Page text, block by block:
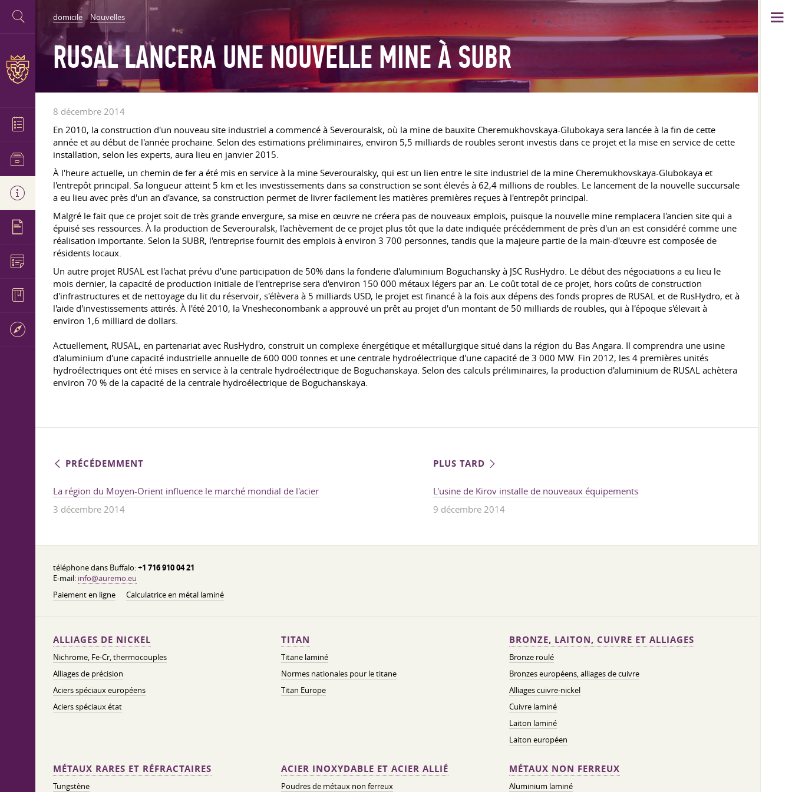
domicile Nouvelles
RUSAL LANCERA UNE NOUVELLE MINE À SUBR
8 décembre 2014
En 2010, la construction d'un nouveau site industriel a commencé à Severouralsk, où la mine de bauxite Cheremukhovskaya-Glubokaya sera lancée à la fin de cette
année et au début de l'année prochaine. Selon des estimations préliminaires, environ 5,5 milliards de roubles seront investis dans ce projet et la mise en service de cette
installation, selon les experts, aura lieu en janvier 2015.
À l'heure actuelle, un chemin de fer a été mis en service à la mine Severouralsky, qui est un lien entre le site industriel de la mine Cheremukhovskaya-Glubokaya et
l'entrepôt principal. Sa longueur atteint 5 km et les investissements dans sa construction se sont élevés à 62,4 millions de roubles. Le lancement de la nouvelle succursale
a eu lieu avec près d'un an d'avance, sa construction permet de livrer facilement les matières premières reçues à l'entrepôt principal.
Malgré le fait que ce projet soit de très grande envergure, sa mise en œuvre ne créera pas de nouveaux emplois, puisque la nouvelle mine remplacera l'ancien site qui a
épuisé ses ressources. À la production de Severouralsk, l'achèvement de ce projet plus tôt que la date indiquée précédemment de près d'un an est considéré comme une
réalisation importante. Selon la SUBR, l'entreprise fournit des emplois à environ 3 700 personnes, tandis que la majeure partie de la main-d'œuvre est composée de
résidents locaux.
Un autre projet RUSAL est l'achat prévu d'une participation de 50% dans la fonderie d'aluminium Boguchansky à JSC RusHydro. Le début des négociations a eu lieu le
mois dernier, la capacité de production initiale de l'entreprise sera d'environ 150 000 métaux légers par an. Le coût total de ce projet, hors coûts de construction
d'infrastructures et de nettoyage du lit du réservoir, s'élèvera à 5 milliards USD, le projet est financé à la fois aux dépens des fonds propres de RUSAL et de RusHydro, et à
l'aide d'investissements attirés. À l'été 2010, la Vnesheconombank a approuvé un prêt au projet d'un montant de 50 milliards de roubles, qui à l'époque s'élevait à
environ 1,6 milliard de dollars.
Actuellement, RUSAL, en partenariat avec RusHydro, construit un complexe énergétique et métallurgique situé dans la région du Bas Angara. Il comprendra une usine
d'aluminium d'une capacité industrielle annuelle de 600 000 tonnes et une centrale hydroélectrique d'une capacité de 3 000 MW. Fin 2012, les 4 premières unités
hydroélectriques ont été mises en service à la centrale hydroélectrique de Boguchanskaya. Selon des calculs préliminaires, la production d'aluminium de RUSAL achètera
environ 70 % de la capacité de la centrale hydroélectrique de Boguchanskaya.
PRÉCÉDEMMENT
La région du Moyen-Orient influence le marché mondial de l'acier
3 décembre 2014
PLUS TARD
L'usine de Kirov installe de nouveaux équipements
9 décembre 2014
téléphone dans Buffalo:+1 716 910 04 21
E-mail: info@auremo.eu
Paiement en ligne
Calculatrice en métal laminé
ALLIAGES DE NICKEL
Nichrome, Fe-Cr, thermocouples
Alliages de précision
Aciers spéciaux européens
Aciers spéciaux état
TITAN
Titane laminé
Normes nationales pour le titane
Titan Europe
BRONZE, LAITON, CUIVRE ET ALLIAGES
Bronze roulé
Bronzes européens, alliages de cuivre
Alliages cuivre-nickel
Cuivre laminé
Laiton laminé
Laiton européen
MÉTAUX RARES ET RÉFRACTAIRES
Tungstène
ACIER INOXYDABLE ET ACIER ALLIÉ
Poudres de métaux non ferreux
MÉTAUX NON FERREUX
Aluminium laminé